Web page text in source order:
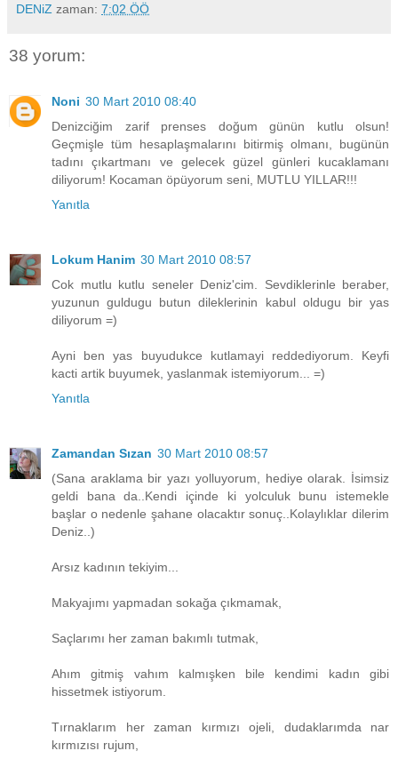
DENiZ zaman: 7:02 ÖÖ
38 yorum:
Noni 30 Mart 2010 08:40
Denizciğim zarif prenses doğum günün kutlu olsun!
Geçmişle tüm hesaplaşmalarını bitirmiş olmanı, bugünün
tadını çıkartmanı ve gelecek güzel günleri kucaklamanı
diliyorum! Kocaman öpüyorum seni, MUTLU YILLAR!!!
Yanıtla
Lokum Hanim 30 Mart 2010 08:57
Cok mutlu kutlu seneler Deniz'cim. Sevdiklerinle beraber,
yuzunun guldugu butun dileklerinin kabul oldugu bir yas
diliyorum =)
Ayni ben yas buyudukce kutlamayi reddediyorum. Keyfi
kacti artik buyumek, yaslanmak istemiyorum... =)
Yanıtla
Zamandan Sızan 30 Mart 2010 08:57
(Sana araklama bir yazı yolluyorum, hediye olarak. İsimsiz
geldi bana da..Kendi içinde ki yolculuk bunu istemekle
başlar o nedenle şahane olacaktır sonuç..Kolaylıklar dilerim
Deniz..)
Arsız kadının tekiyim...
Makyajımı yapmadan sokağa çıkmamak,
Saçlarımı her zaman bakımlı tutmak,
Ahım gitmiş vahım kalmışken bile kendimi kadın gibi
hissetmek istiyorum.
Tırnaklarım her zaman kırmızı ojeli, dudaklarımda nar
kırmızısı rujum,